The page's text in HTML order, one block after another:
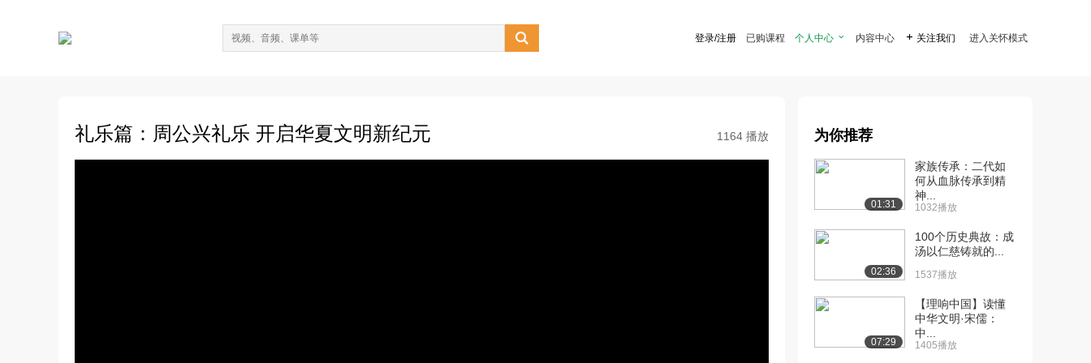
 登录/注册 已购课程 个人中心  内容中心  关注我们 进入关怀模式
礼乐篇：周公兴礼乐 开启华夏文明新纪元 1164 播放 为你推荐
01:31
家族传承：二代如
何从血脉传承到精
神...
1032播放
02:36
100个历史典故：成
汤以仁慈铸就的...
1537播放
07:29
【理响中国】读懂
中华文明·宋儒：
中...
1405播放